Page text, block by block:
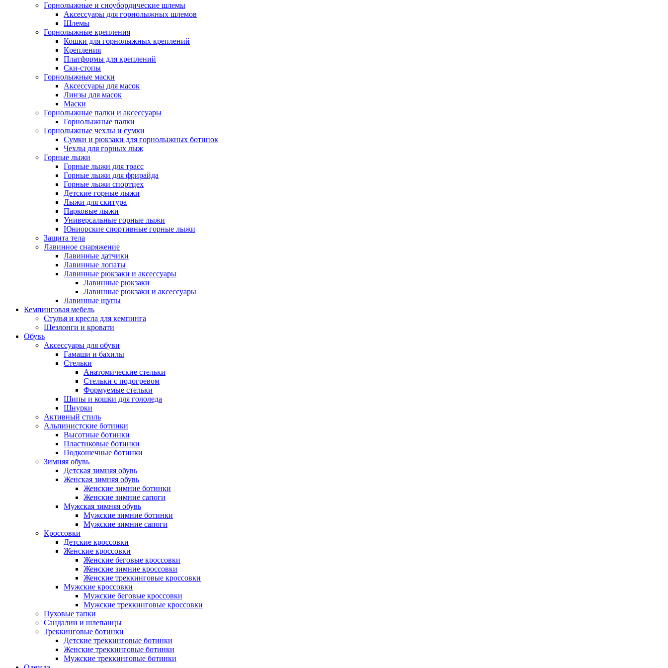
Горнолыжные и сноубордические шлемы
Аксессуары для горнолыжных шлемов
Шлемы
Горнолыжные крепления
Кошки для горнолыжных креплений
Крепления
Платформы для креплений
Ски-стопы
Горнолыжные маски
Аксессуары для масок
Линзы для масок
Маски
Горнолыжные палки и аксессуары
Горнолыжные палки
Горнолыжные чехлы и сумки
Сумки и рюкзаки для горнолыжных ботинок
Чехлы для горных лыж
Горные лыжи
Горные лыжи для трасс
Горные лыжи для фрирайда
Горные лыжи спортцех
Детские горные лыжи
Лыжи для скитура
Парковые лыжи
Универсальные горные лыжи
Юниорские спортивные горные лыжи
Защита тела
Лавинное снаряжение
Лавинные датчики
Лавинные лопаты
Лавинные рюкзаки и аксессуары
Лавинные рюкзаки
Лавинные рюкзаки и аксессуары
Лавинные щупы
Кемпинговая мебель
Стулья и кресла для кемпинга
Шезлонги и кровати
Обувь
Аксессуары для обуви
Гамаши и бахилы
Стельки
Анатомические стельки
Стельки с подогревом
Формуемые стельки
Шипы и кошки для гололеда
Шнурки
Активный стиль
Альпинистские ботинки
Высотные ботинки
Пластиковые ботинки
Подкошечные ботинки
Зимняя обувь
Детская зимняя обувь
Женская зимняя обувь
Женские зимние ботинки
Женские зимние сапоги
Мужская зимняя обувь
Мужские зимние ботинки
Мужские зимние сапоги
Кроссовки
Детские кроссовки
Женские кроссовки
Женские беговые кроссовки
Женские зимние кроссовки
Женские треккинговые кроссовки
Мужские кроссовки
Мужские беговые кроссовки
Мужские треккинговые кроссовки
Пуховые тапки
Сандалии и шлепанцы
Треккинговые ботинки
Детские треккинговые ботинки
Женские треккинговые ботинки
Мужские треккинговые ботинки